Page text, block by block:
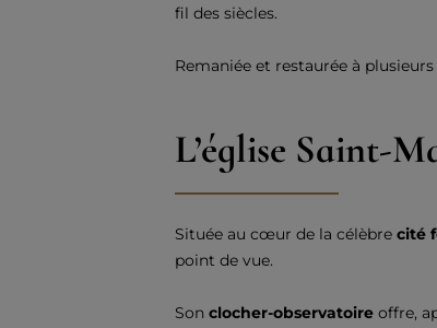
fil des siècles.
Remaniée et restaurée à
L’église Saint-
Située au cœur de la célèbre cité
point de vue.
Son clocher-observatoire offre,